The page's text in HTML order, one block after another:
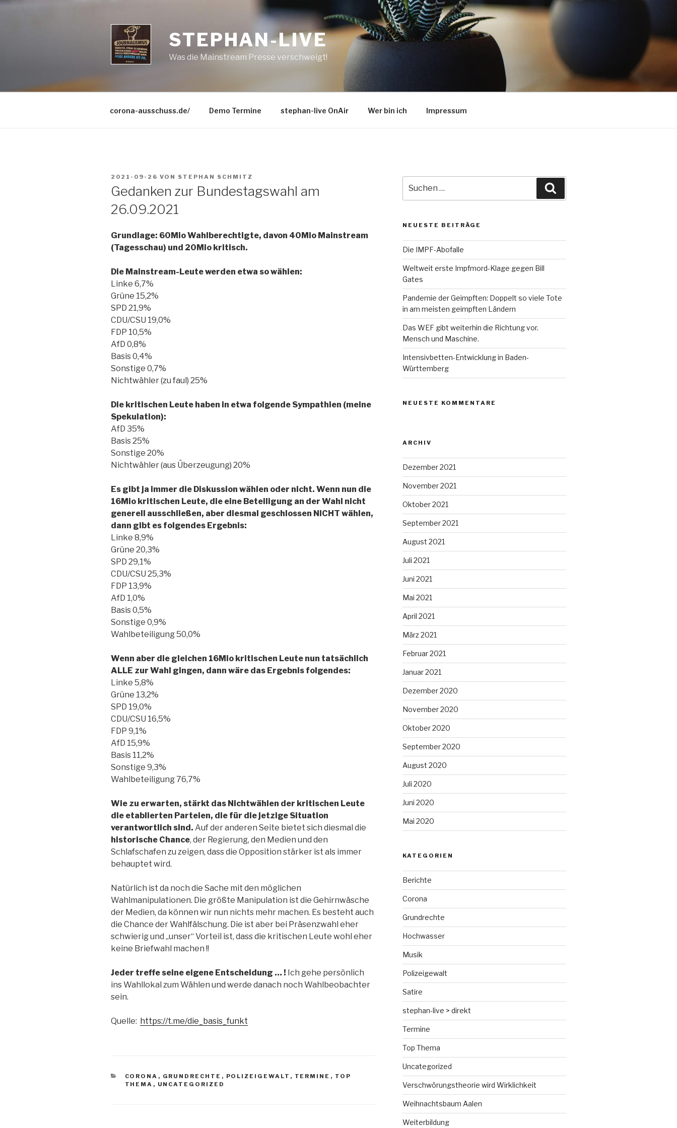
Zum
STEPHAN-LIVE
Was die Mainstream Presse verschweigt!
corona-ausschuss.de/ Demo Termine stephan-live OnAir Wer bin ich Impressum
VERÖFFENTLICHT
2021-09-26 VON STEPHAN SCHMITZ
Gedanken zur Bundestagswahl am
26.09.2021
Grundlage: 60Mio Wahlberechtigte, davon 40Mio Mainstream
(Tagesschau) und 20Mio kritisch.
Die Mainstream-Leute werden etwa so wählen:
Linke 6,7%
Grüne 15,2%
SPD 21,9%
CDU/CSU 19,0%
FDP 10,5%
AfD 0,8%
Basis 0,4%
Sonstige 0,7%
Nichtwähler (zu faul) 25%
Die kritischen Leute haben in etwa folgende Sympathien (meine
Spekulation):
AfD 35%
Basis 25%
Sonstige 20%
Nichtwähler (aus Überzeugung) 20%
Es gibt ja immer die Diskussion wählen oder nicht. Wenn nun die
16Mio kritischen Leute, die eine Beteiligung an der Wahl nicht
generell ausschließen, aber diesmal geschlossen NICHT wählen,
dann gibt es folgendes Ergebnis:
Linke 8,9%
Grüne 20,3%
SPD 29,1%
CDU/CSU 25,3%
FDP 13,9%
AfD 1,0%
Basis 0,5%
Sonstige 0,9%
Wahlbeteiligung 50,0%
Wenn aber die gleichen 16Mio kritischen Leute nun tatsächlich
ALLE zur Wahl gingen, dann wäre das Ergebnis folgendes:
Linke 5,8%
Grüne 13,2%
SPD 19,0%
CDU/CSU 16,5%
FDP 9,1%
AfD 15,9%
Basis 11,2%
Sonstige 9,3%
Wahlbeteiligung 76,7%
Wie zu erwarten, stärkt das Nichtwählen der kritischen Leute
die etablierten Parteien, die für die jetzige Situation
verantwortlich sind. Auf der anderen Seite bietet sich diesmal die
historische Chance, der Regierung, den Medien und den
Schlafschafen zu zeigen, dass die Opposition stärker ist als immer
behauptet wird.
Natürlich ist da noch die Sache mit den möglichen
Wahlmanipulationen. Die größte Manipulation ist die Gehirnwäsche
der Medien, da können wir nun nichts mehr machen. Es besteht auch
die Chance der Wahlfälschung. Die ist aber bei Präsenzwahl eher
schwierig und „unser“ Vorteil ist, dass die kritischen Leute wohl eher
keine Briefwahl machen !!
Jeder treffe seine eigene Entscheidung … ! Ich gehe persönlich
ins Wahllokal zum Wählen und werde danach noch Wahlbeobachter
sein.
Quelle: https://t.me/die_basis_funkt
KATEGORIEN
CORONA , GRUNDRECHTE , POLIZEIGEWALT , TERMINE , TOP
THEMA , UNCATEGORIZED
nach:
NEUESTE BEITRÄGE
Die IMPF-Abofalle
Weltweit erste Impfmord-Klage gegen Bill
Gates
Pandemie der Geimpften: Doppelt so viele Tote
in am meisten geimpften Ländern
Das WEF gibt weiterhin die Richtung vor.
Mensch und Maschine.
Intensivbetten-Entwicklung in Baden-
Württemberg
NEUESTE KOMMENTARE
ARCHIV
Dezember 2021
November 2021
Oktober 2021
September 2021
August 2021
Juli 2021
Juni 2021
Mai 2021
April 2021
März 2021
Februar 2021
Januar 2021
Dezember 2020
November 2020
Oktober 2020
September 2020
August 2020
Juli 2020
Juni 2020
Mai 2020
KATEGORIEN
Berichte
Corona
Grundrechte
Hochwasser
Musik
Polizeigewalt
Satire
stephan-live > direkt
Termine
Top Thema
Uncategorized
Verschwörungstheorie wird Wirklichkeit
Weihnachtsbaum Aalen
Weiterbildung